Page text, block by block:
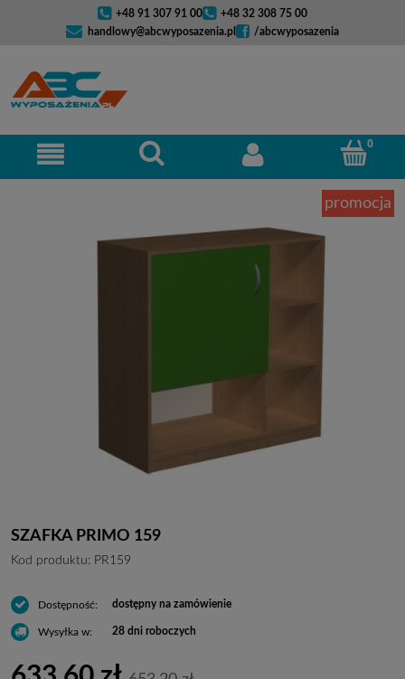
+48 91 307 91 00
+48 32 308 75 00
handlowy@abcwyposazenia.pl
/abcwyposazenia
promocja
SZAFKA PRIMO 159
Kod produktu: PR159
Dostępność: dostępny na zamówienie
Wysyłka w: 28 dni roboczych